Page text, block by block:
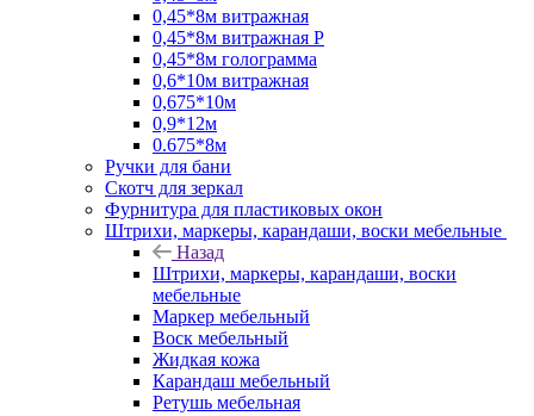
0,45*8м витражная
0,45*8м витражная Р
0,45*8м голограмма
0,6*10м витражная
0,675*10м
0,9*12м
0.675*8м
Ручки для бани
Скотч для зеркал
Фурнитура для пластиковых окон
Штрихи, маркеры, карандаши, воски мебельные
Назад
Штрихи, маркеры, карандаши, воски
мебельные
Маркер мебельный
Воск мебельный
Жидкая кожа
Карандаш мебельный
Ретушь мебельная